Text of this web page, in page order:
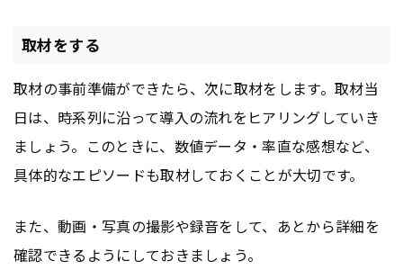
取材をする
取材の事前準備ができたら、次に取材をします。取材当
日は、時系列に沿って導入の流れをヒアリングしていき
ましょう。このときに、数値データ・率直な感想など、
具体的なエピソードも取材しておくことが大切です。
また、動画・写真の撮影や録音をして、あとから詳細を
確認できるようにしておきましょう。